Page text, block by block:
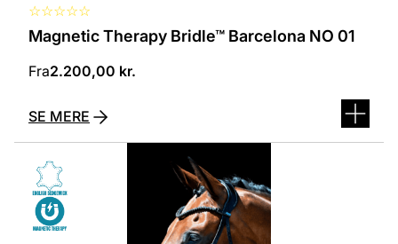
☆☆☆☆☆
Magnetic Therapy Bridle™ Barcelona NO 01
Fra2.200,00 kr.
SE MERE
vare
har
flere
varianter.
Mulighederne